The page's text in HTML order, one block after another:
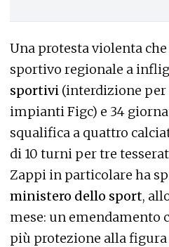
Una protesta violenta
sportivo regionale a
sportivi (interdizione per
impianti Figc) e 34
squalifica a quattro
di 10 turni per tre
Zappi in particolare ha
ministero dello sport,
mese: un emendamento
più protezione alla